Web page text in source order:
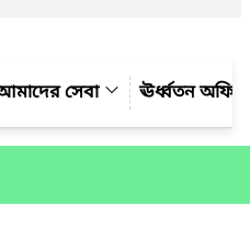
সেবা ঊর্ধ্বতন অফিস